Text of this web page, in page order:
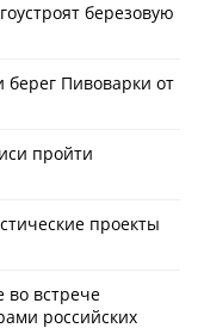
березовую
берег Пивоварки от
пройти
проекты
во встрече
российских